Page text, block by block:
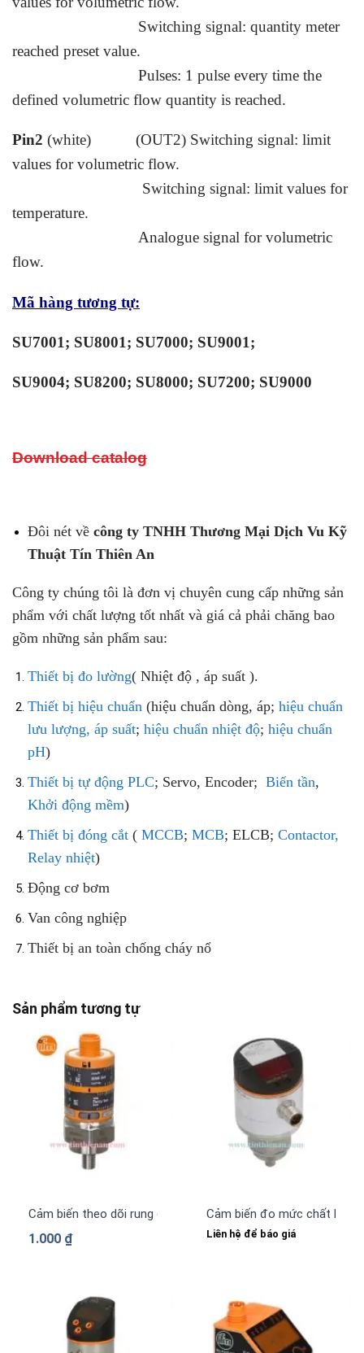
Switching signal: quantity meter
reached preset value.
Pulses: 1 pulse every time the
defined volumetric flow quantity is reached.
Pin2 (white) (OUT2) Switching signal: limit
values for volumetric flow.
Switching signal: limit values for
temperature.
Analogue signal for volumetric
flow.
Mã hàng tương tự:
SU7001; SU8001; SU7000; SU9001;
SU9004; SU8200; SU8000; SU7200; SU9000
Download catalog
Đôi nét vềcông ty TNHH Thương Mại Dịch Vu Kỹ
Thuật Tín Thiên An
Công ty chúng tôi là đơn vị chuyên cung cấp những sản
phẩm với chất lượng tốt nhất và giá cả phải chăng bao
gồm những sản phẩm sau:
Thiết bị đo lường(Nhiệt độ , áp suất ).
Thiết bị hiệu chuẩn (hiệu chuẩn dòng, áp;hiệu chuẩn
lưu lượng, áp suất;hiệu chuẩn nhiệt độ;hiệu chuẩn
pH)
Thiết bị tự động PLC; Servo, Encoder;Biến tần,
Khởi động mềm)
Thiết bị đóng cắt (MCCB;MCB; ELCB;Contactor,
Relay nhiệt)
Động cơ bơm
Van công nghiệp
Thiết bị an toàn chống cháy nổ
Sản phẩm tương tự
Cảm biến theo dõi rung động VKV021 IFM
1.000 ₫
Cảm biến đo mức chất lỏng
Liên hệ để báo giá